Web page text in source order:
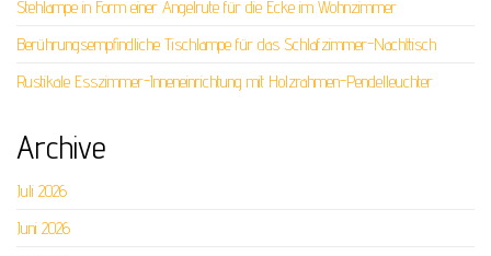
Stehlampe in Form einer Angelrute für die Ecke im Wohnzimmer
Berührungsempfindliche Tischlampe für das Schlafzimmer-Nachttisch
Rustikale Esszimmer-Inneneinrichtung mit Holzrahmen-Pendelleuchter
Archive
Juli 2026
Juni 2026